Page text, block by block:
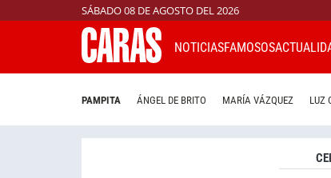
SÁBADO 08 DE AGOSTO DEL 2026
NOTICIASFAMOSOS
PAMPITA ÁNGEL DE BRITO MARÍA VÁZQUEZ LUZ